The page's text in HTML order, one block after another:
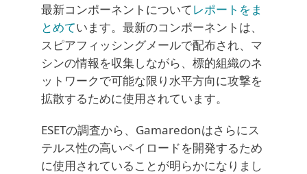
最新コンポーネントについてレポートをま
とめています。最新のコンポーネントは、
スピアフィッシングメールで配布され、マ
シンの情報を収集しながら、標的組織のネ
ットワークで可能な限り水平方向に攻撃を
拡散するために使用されています。
ESETの調査から、Gamaredonはさらにス
テルス性の高いペイロードを開発するため
に使用されていることが明らかになりまし